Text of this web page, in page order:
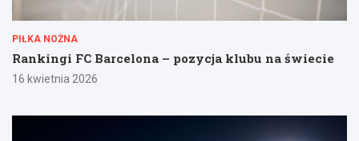
PIŁKA NOŻNA
Rankingi FC Barcelona – pozycja klubu na świecie
16 kwietnia 2026